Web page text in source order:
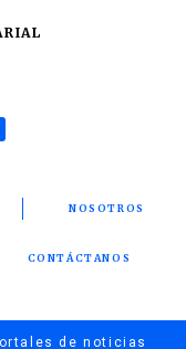
NOSOTROS
CONTÁCTANOS
de noticias